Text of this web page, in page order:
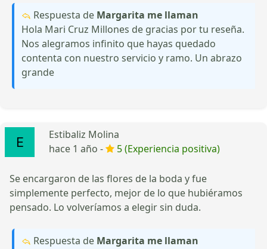
Respuesta de Margarita me llaman
Hola Mari Cruz Millones de gracias por tu reseña.
Nos alegramos infinito que hayas quedado
contenta con nuestro servicio y ramo. Un abrazo
grande
Estibaliz Molina
hace 1 año -
5 (Experiencia positiva)
Se encargaron de las flores de la boda y fue
simplemente perfecto, mejor de lo que hubiéramos
pensado. Lo volveríamos a elegir sin duda.
Respuesta de Margarita me llaman